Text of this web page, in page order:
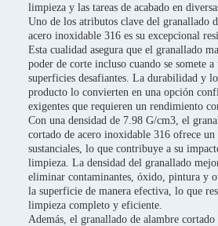
limpieza y las tareas de acabado en
Uno de los atributos clave del granallado
acero inoxidable 316 es su excepcional
Esta cualidad asegura que el granallado
poder de corte incluso cuando se somete
superficies desafiantes. La durabilidad y
producto lo convierten en una opción
exigentes que requieren un rendimiento
Con una densidad de 7.98 G/cm3, el
cortado de acero inoxidable 316 ofrece un
sustanciales, lo que contribuye a su
limpieza. La densidad del granallado
eliminar contaminantes, óxido, pintura y
la superficie de manera efectiva, lo que
limpieza completo y eficiente.
Además, el granallado de alambre